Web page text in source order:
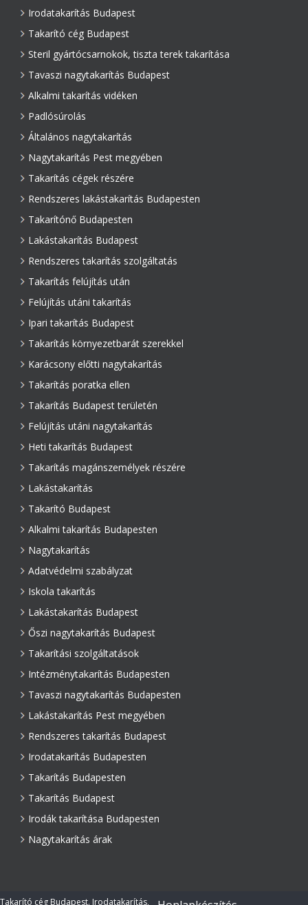
Irodatakarítás Budapest
Takarító cég Budapest
Steril gyártócsarnokok, tiszta terek takarítása
Tavaszi nagytakarítás Budapest
Alkalmi takarítás vidéken
Padlósúrolás
Általános nagytakarítás
Nagytakarítás Pest megyében
Takarítás cégek részére
Rendszeres lakástakarítás Budapesten
Takarítónő Budapesten
Lakástakarítás Budapest
Rendszeres takarítás szolgáltatás
Takarítás felújítás után
Felújítás utáni takarítás
Ipari takarítás Budapest
Takarítás környezetbarát szerekkel
Karácsony előtti nagytakarítás
Takarítás poratka ellen
Takarítás Budapest területén
Felújítás utáni nagytakarítás
Heti takarítás Budapest
Takarítás magánszemélyek részére
Lakástakarítás
Takarító Budapest
Alkalmi takarítás Budapesten
Nagytakarítás
Adatvédelmi szabályzat
Iskola takarítás
Lakástakarítás Budapest
Őszi nagytakarítás Budapest
Takarítási szolgáltatások
Intézménytakarítás Budapesten
Tavaszi nagytakarítás Budapesten
Lakástakarítás Pest megyében
Rendszeres takarítás Budapest
Irodatakarítás Budapesten
Takarítás Budapesten
Takarítás Budapest
Irodák takarítása Budapesten
Nagytakarítás árak
Takarító cég Budapest. Irodatakarítás,